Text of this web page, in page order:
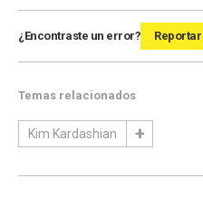
¿Encontraste un error? Reportar
Temas relacionados
Kim Kardashian